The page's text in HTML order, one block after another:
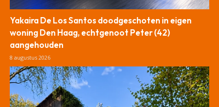
Yakaira De Los Santos doodgeschoten in eigen
woning Den Haag, echtgenoot Peter (42)
aangehouden
8 augustus 2026